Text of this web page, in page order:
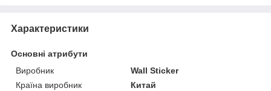
Характеристики
Основні атрибути
Виробник
Wall Sticker
Країна виробник
Китай